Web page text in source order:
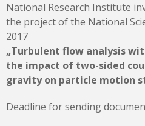
National Research Institute
the project of the National
2017
„Turbulent flow analysis
the impact of two-sided
gravity on particle motion
Deadline for sending